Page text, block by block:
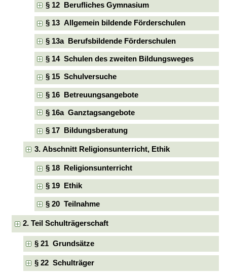
§ 12 Berufliches Gymnasium
§ 13 Allgemein bildende Förderschulen
§ 13a Berufsbildende Förderschulen
§ 14 Schulen des zweiten Bildungsweges
§ 15 Schulversuche
§ 16 Betreuungsangebote
§ 16a Ganztagsangebote
§ 17 Bildungsberatung
3. Abschnitt Religionsunterricht, Ethik
§ 18 Religionsunterricht
§ 19 Ethik
§ 20 Teilnahme
2. Teil Schulträgerschaft
§ 21 Grundsätze
§ 22 Schulträger